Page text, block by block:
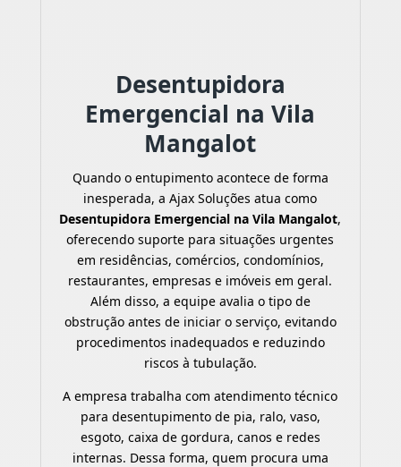
Desentupidora
Emergencial na Vila
Mangalot
Quando o entupimento acontece de forma
inesperada, a Ajax Soluções atua como
Desentupidora Emergencial na Vila Mangalot,
oferecendo suporte para situações urgentes
em residências, comércios, condomínios,
restaurantes, empresas e imóveis em geral.
Além disso, a equipe avalia o tipo de
obstrução antes de iniciar o serviço, evitando
procedimentos inadequados e reduzindo
riscos à tubulação.
A empresa trabalha com atendimento técnico
para desentupimento de pia, ralo, vaso,
esgoto, caixa de gordura, canos e redes
internas. Dessa forma, quem procura uma